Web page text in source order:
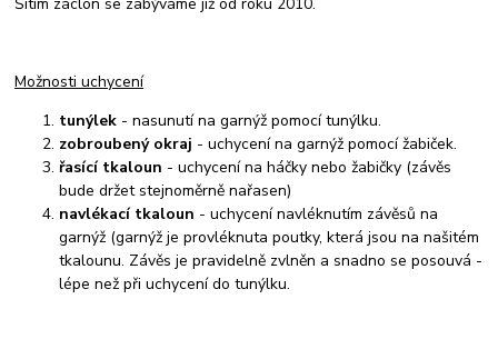
Možnosti uchycení
tunýlek - nasunutí na garnýž pomocí tunýlku.
zobroubený okraj - uchycení na garnýž pomocí žabiček.
řasící tkaloun - uchycení na háčky nebo žabičky (závěs
bude držet stejnoměrně nařasen)
navlékací tkaloun - uchycení navléknutím závěsů na
garnýž (garnýž je provléknuta poutky, která jsou na našitém
tkalounu. Závěs je pravidelně zvlněn a snadno se posouvá -
lépe než při uchycení do tunýlku.